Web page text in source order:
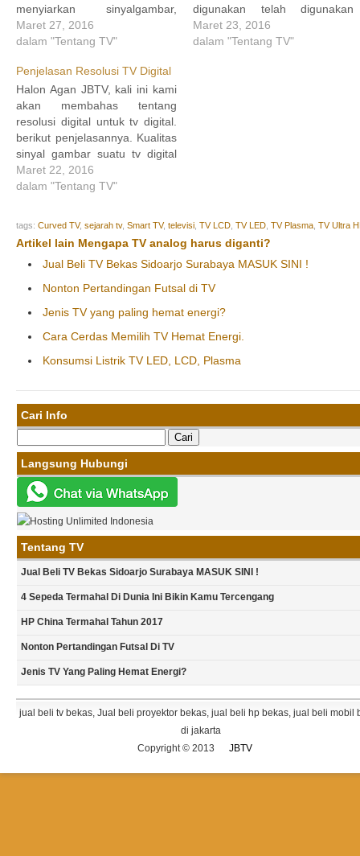
menyiarkan sinyalgambar,
suara, dan data ke pesawat
televisi. Modulasi itu sendiri
suatu gelombang periodik
sehingga menjadikan suatu
sinyal mampu membawa suatu
informasi. Dengan proses
modulasi, suatu informasi
(biasanya berfrekeunsi rendah)
bisa dimasukkan ke dalam…
Maret 27, 2016
dalam "Tentang TV"
digunakan telah digunakan
dalam konteks yang berbeda-
beda saat ini, selain itu juga
Maret 23, 2016
dalam "Tentang TV"
Penjelasan Resolusi TV Digital
Halon Agan JBTV, kali ini kami
akan membahas tentang
resolusi digital untuk tv digital.
berikut penjelasannya. Kualitas
sinyal gambar suatu tv digital
ditentukan oleh kerapatan
jumlah pixelnya. Biasa juga
video yang dipancarkan oleh
suatu pemancar tv maka akan
semakin baik gambar yang
diterima…
Maret 22, 2016
dalam "Tentang TV"
tags: Curved TV, sejarah tv, Smart TV, televisi TV LCD TV LED TV Plasma TV Ultra
Artikel lain Mengapa TV analog harus diganti?
Jual Beli TV Bekas Sidoarjo Surabaya MASUK SINI !
Nonton Pertandingan Futsal di TV
Jenis TV yang paling hemat energi?
Cara Cerdas Memilih TV Hemat Energi.
Konsumsi Listrik TV LED, LCD, Plasma
Cari Info
untuk:
Langsung Hubungi
Tentang TV
Jual Beli TV Bekas Sidoarjo Surabaya MASUK SINI !
4 Sepeda Termahal Di Dunia Ini Bikin Kamu Tercengang
HP China Termahal Tahun 2017
Nonton Pertandingan Futsal Di TV
Jenis TV Yang Paling Hemat Energi?
jual beli tv bekas, Jual beli proyektor bekas, jual beli hp bekas, jual beli mobil
di jakarta
Copyright © 2013
JBTV